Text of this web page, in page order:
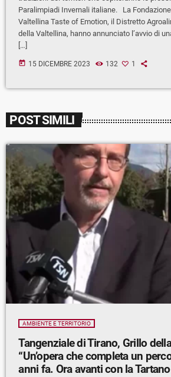
Paralimpiadi Invernali italiane. La
Valtellina Taste of Emotion, il Distretto
della Valtellina, hanno annunciato l’avvio di
[…]
today 15 DICEMBRE 2023 132 1
POST SIMILI
AMBIENTE E TERRITORIO
Tangenziale di Tirano, Grillo
“Un’opera che completa un
anni fa. Ora avanti con la